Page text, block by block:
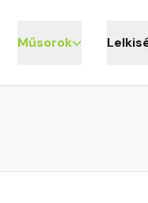
Műsorok